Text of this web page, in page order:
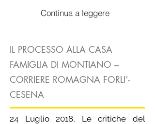
Continua a leggere
IL PROCESSO ALLA CASA
FAMIGLIA DI MONTIANO –
CORRIERE ROMAGNA FORLI’-
CESENA
24 Luglio 2018, Le critiche del